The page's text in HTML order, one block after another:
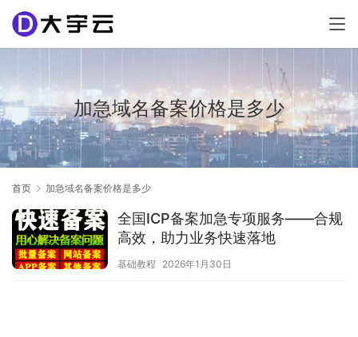
加急域名备案价格是多少
首页 加急域名备案价格是多少
全国ICP备案加急专项服务——合规
高效，助力业务快速落地
基础教程 2026年1月30日